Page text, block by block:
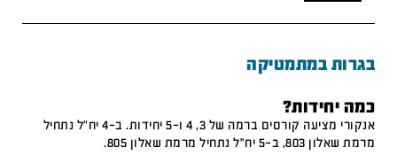
בגרות במתמטיקה
כמה יחידות?
אנקורי מציעה קורסים ברמה של 3, 4 ו-5 יחידות. ב-4 יח"ל נתחיל
מרמת שאלון 803, ב-5 יח"ל נתחיל מרמת שאלון 805.